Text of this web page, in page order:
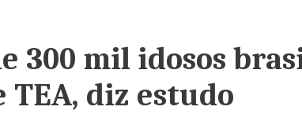
300 mil idosos
TEA, diz estudo